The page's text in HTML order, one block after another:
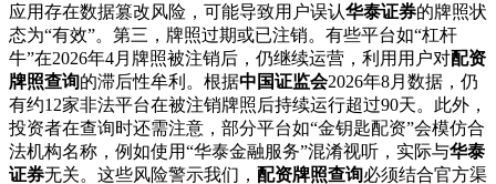
应用存在数据篡改风险，可能导致用户误认华泰证券的牌照状
态为“有效”。第三，牌照过期或已注销。有些平台如“杠杆
牛”在2026年4月牌照被注销后，仍继续运营，利用用户对配资
牌照查询的滞后性牟利。根据中国证监会2026年8月数据，仍
有约12家非法平台在被注销牌照后持续运行超过90天。此外，
投资者在查询时还需注意，部分平台如“金钥匙配资”会模仿合
法机构名称，例如使用“华泰金融服务”混淆视听，实际与华泰
证券无关。这些风险警示我们， 配资牌照查询必须结合官方渠